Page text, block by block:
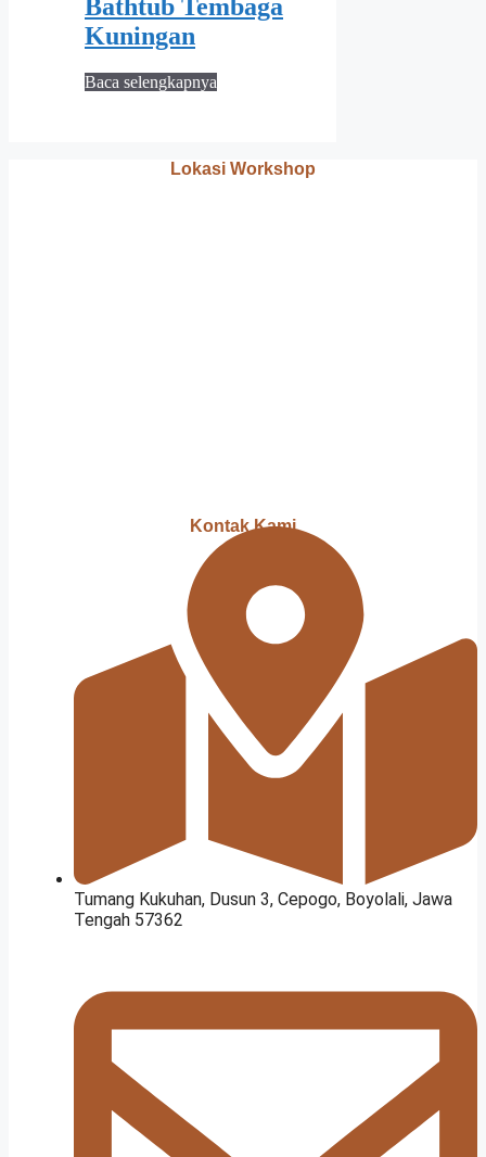
Bathtub Tembaga
Kuningan
Baca selengkapnya
Lokasi Workshop
Kontak Kami
Tumang Kukuhan, Dusun 3, Cepogo, Boyolali, Jawa
Tengah 57362